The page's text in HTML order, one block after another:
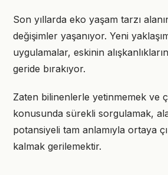
Son yıllarda eko yaşam tarzı
değişimler yaşanıyor. Yeni
uygulamalar, eskinin
geride bırakıyor.
Zaten bilinenlerle yetinmemek ve
konusunda sürekli sorgulamak,
potansiyeli tam anlamıyla ortaya
kalmak gerilemektir.